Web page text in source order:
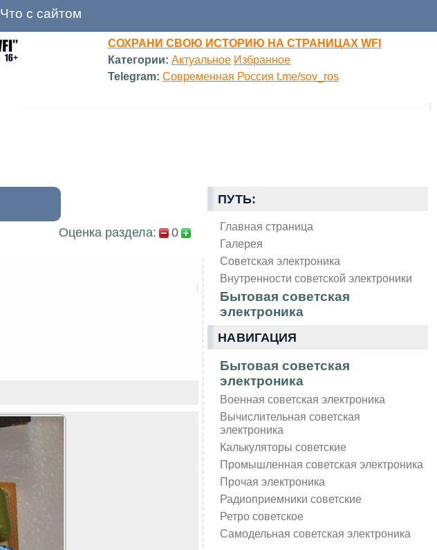
Что с сайтом
СОХРАНИ СВОЮ ИСТОРИЮ НА СТРАНИЦАХ WFI
Категории: Актуальное Избранное
Telegram: Современная Россия t.me/sov_ros
ПУТЬ:
Главная страница
Галерея
Советская электроника
Внутренности советской электроники
Бытовая советская
электроника
НАВИГАЦИЯ
Бытовая советская
электроника
Военная советская электроника
Вычислительная советская
электроника
Калькуляторы советские
Промышленная советская электроника
Прочая электроника
Радиоприемники советские
Ретро советское
Самодельная советская электроника
Оценка раздела: 0